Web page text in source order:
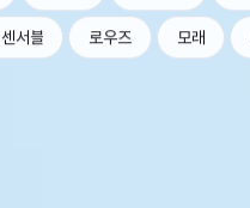
서블 로우즈 모래